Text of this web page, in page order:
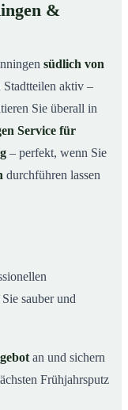
&
südlich von
Stadtteilen aktiv –
Sie überall in
Service für
– perfekt, wenn Sie
durchführen lassen
sauber und
an und sichern
Frühjahrsputz